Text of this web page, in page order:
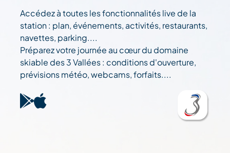
Accédez à toutes les fonctionnalités live de la
station : plan, événements, activités, restaurants,
navettes, parking....
Préparez votre journée au cœur du domaine
skiable des 3 Vallées : conditions d'ouverture,
prévisions météo, webcams, forfaits....